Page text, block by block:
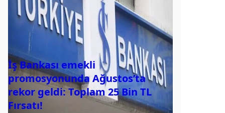
İş Bankası emekli
promosyonunda Ağustos’ta
rekor geldi: Toplam 25 Bin TL
Fırsatı!